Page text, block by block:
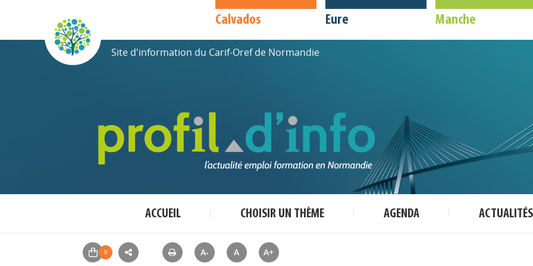
Calvados Eure Manche
Site d'information du Carif-Oref de Normandie
ACCUEIL CHOISIR UN THÈME AGENDA ACTUALITÉS
A- A A+